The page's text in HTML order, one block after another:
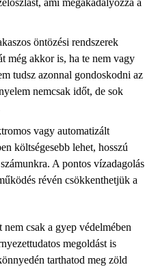
öntözési rendszerek
még akkor is, ha te nem vagy
tudsz azonnal gondoskodni az
nemcsak időt, de sok
vagy automatizált
költségesebb lehet, hosszú
A pontos vízadagolás
révén csökkenthetjük a
nem csak a gyep védelmében
megoldást is
tarthatod meg zöld